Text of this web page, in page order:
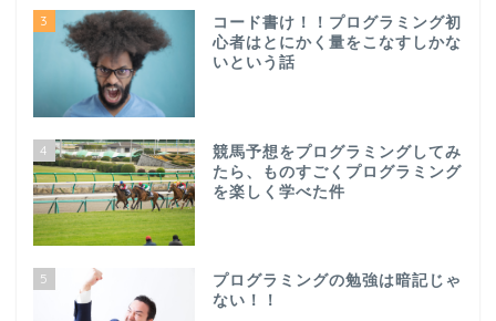
3
コード書け！！プログラミング初
心者はとにかく量をこなすしかな
いという話
4
競馬予想をプログラミングしてみ
たら、ものすごくプログラミング
を楽しく学べた件
5
プログラミングの勉強は暗記じゃ
ない！！